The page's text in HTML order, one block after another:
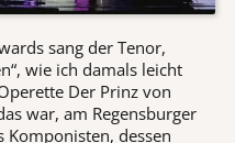
sang der Tenor,
wie ich damals leicht
Der Prinz von
war, am Regensburger
Komponisten, dessen